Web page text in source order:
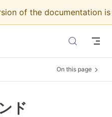
of the documentation
On this page
ド